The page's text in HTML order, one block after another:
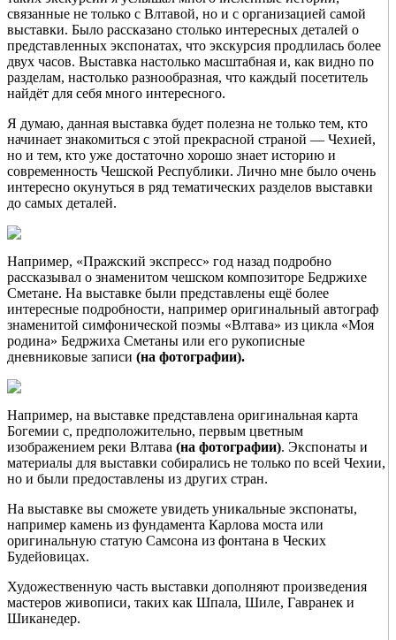
связанные не только с Влтавой, но и с организацией самой
выставки. Было рассказано столько интересных деталей о
представленных экспонатах, что экскурсия продлилась более
двух часов. Выставка настолько масштабная и, как видно по
разделам, настолько разнообразная, что каждый посетитель
найдёт для себя много интересного.
Я думаю, данная выставка будет полезна не только тем, кто
начинает знакомиться с этой прекрасной страной — Чехией,
но и тем, кто уже достаточно хорошо знает историю и
современность Чешской Республики. Лично мне было очень
интересно окунуться в ряд тематических разделов выставки
до самых деталей.
Например, «Пражский экспресс» год назад подробно
рассказывал о знаменитом чешском композиторе Бедржихе
Сметане. На выставке были представлены ещё более
интересные подробности, например оригинальный автограф
знаменитой симфонической поэмы «Влтава» из цикла «Моя
родина» Бедржиха Сметаны или его рукописные
дневниковые записи (на фотографии).
Например, на выставке представлена оригинальная карта
Богемии с, предположительно, первым цветным
изображением реки Влтава (на фотографии). Экспонаты и
материалы для выставки собирались не только по всей Чехии,
но и были предоставлены из других стран.
На выставке вы сможете увидеть уникальные экспонаты,
например камень из фундамента Карлова моста или
оригинальную статую Самсона из фонтана в Ческих
Будейовицах.
Художественную часть выставки дополняют произведения
мастеров живописи, таких как Шпала, Шиле, Гавранек и
Шиканедер.